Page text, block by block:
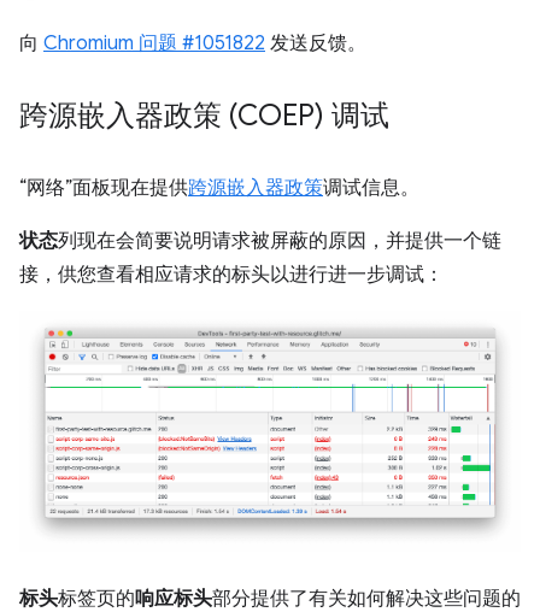
向 Chromium 问题 #1051822 发送反馈。
跨源嵌入器政策 (COEP) 调试
“网络”面板现在提供跨源嵌入器政策调试信息。
状态列现在会简要说明请求被屏蔽的原因，并提供一个链
接，供您查看相应请求的标头以进行进一步调试：
标头标签页的响应标头部分提供了有关如何解决这些问题的